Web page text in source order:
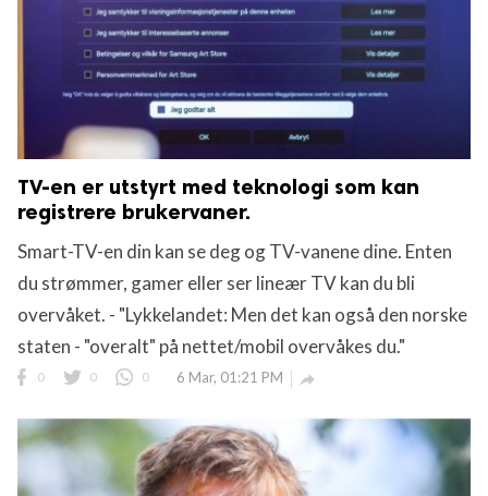
TV-en er utstyrt med teknologi som kan
registrere brukervaner.
Smart-TV-en din kan se deg og TV-vanene dine. Enten
du strømmer, gamer eller ser lineær TV kan du bli
overvåket. - "Lykkelandet: Men det kan også den norske
staten - "overalt" på nettet/mobil overvåkes du."
0 0 0 6 Mar, 01:21 PM 